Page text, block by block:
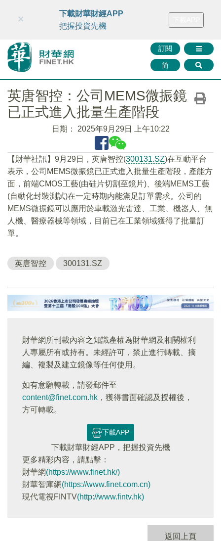
財華智庫網 FINTV FINMETA 財華證券 媒體矩陣
訂閱
简
×
下載財華財經APP
把握投資先機
英唐智控：公司MEMS微振鏡
已正式進入批量生產階段
日期： 2025年9月29日 上午10:22
【財華社訊】9月29日，英唐智控(300131.SZ)在互動平台
表示，公司MEMS微振鏡已正式進入批量生產階段，產能方
面，前端CMOS工藝(由硅片切割至鏡片)、後端MEMS工藝
(自動化封裝測試)在一定時期内能滿足訂單需求。公司的
MEMS微振鏡可以應用於車載激光雷達、工業、機器人、無
人機、醫療器械等領域，目前已在工業領域獲得了批量訂
單。
英唐智控 300131.SZ
財華網所刊載內容之知識產權為財華網及相關權利
人專屬所有或持有。未經許可，禁止進行轉載、摘
編、複製及建立鏡像等任何使用。
如有意願轉載，請發郵件至
content@finet.com.hk ，獲得書面確認及授權後，
方可轉載。
下載APP
下載財華財經APP，把握投資先機
更多精彩内容，請點擊：
財華網(https://www.finet.hk/)
財華智庫網(https://www.finet.com.cn)
現代電視FINTV(http://www.fintv.hk)
返回上頁